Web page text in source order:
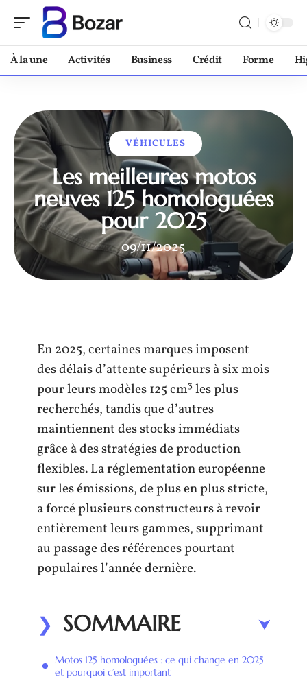
À la une Activités Business Crédit Forme
VÉHICULES
Les meilleures motos
neuves 125 homologuées
pour 2025
09/11/2025
En 2025, certaines marques imposent
des délais d’attente supérieurs à six mois
pour leurs modèles 125 cm³ les plus
recherchés, tandis que d’autres
maintiennent des stocks immédiats
grâce à des stratégies de production
flexibles. La réglementation européenne
sur les émissions, de plus en plus stricte,
a forcé plusieurs constructeurs à revoir
entièrement leurs gammes, supprimant
au passage des références pourtant
populaires l’année dernière.
SOMMAIRE
Motos 125 homologuées : ce qui change en 2025
et pourquoi c’est important